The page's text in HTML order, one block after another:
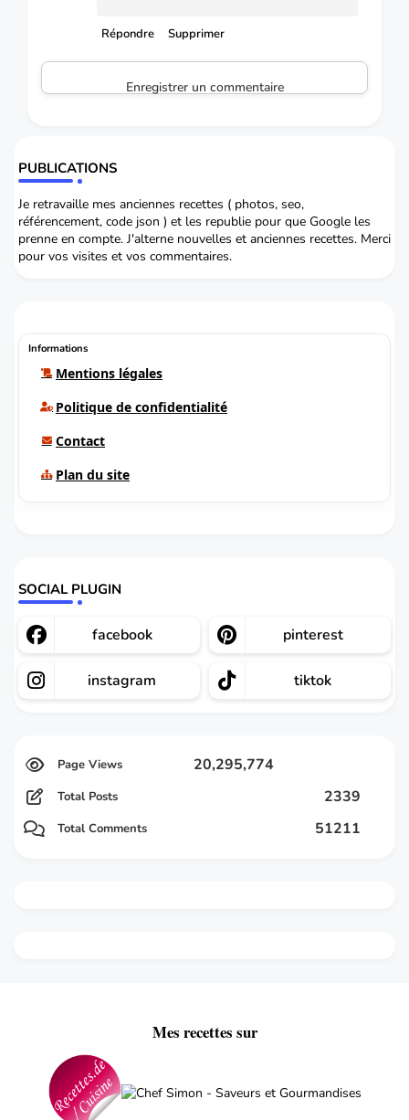
Répondre Supprimer
Enregistrer un commentaire
PUBLICATIONS
Je retravaille mes anciennes recettes ( photos, seo,
référencement, code json ) et les republie pour que Google les
prenne en compte. J'alterne nouvelles et anciennes recettes. Merci
pour vos visites et vos commentaires.
Informations
Mentions légales
Politique de confidentialité
Contact
Plan du site
SOCIAL PLUGIN
facebook pinterest
instagram tiktok
20,295,774
Total Posts 2339
Total Comments 51211
Mes recettes sur